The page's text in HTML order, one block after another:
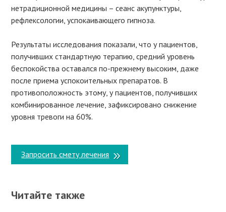
нетрадиционной медицины – сеанс акупунктуры,
рефлексологии, успокаивающего гипноза.
Результаты исследования показали, что у пациентов,
получивших стандартную терапию, средний уровень
беспокойства оставался по-прежнему высоким, даже
после приема успокоительных препаратов. В
противоположность этому, у пациентов, получивших
комбинированное лечение, зафиксировано снижение
уровня тревоги на 60%.
Запросить смету лечения
Читайте также